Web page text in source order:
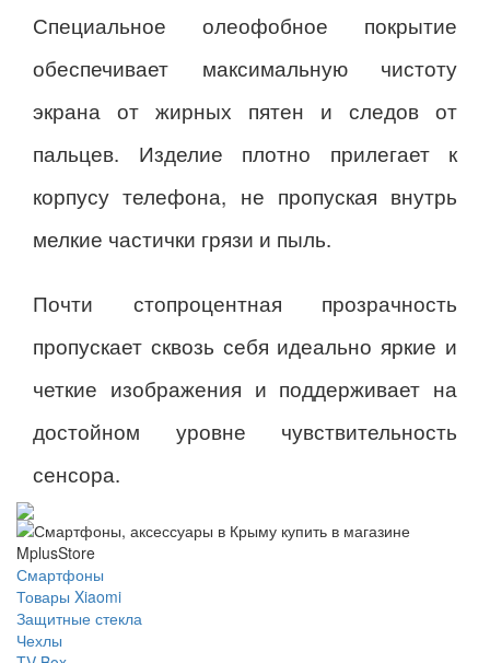
Специальное олеофобное покрытие
обеспечивает максимальную чистоту
экрана от жирных пятен и следов от
пальцев. Изделие плотно прилегает к
корпусу телефона, не пропуская внутрь
мелкие частички грязи и пыль.
Почти стопроцентная прозрачность
пропускает сквозь себя идеально яркие и
четкие изображения и поддерживает на
достойном уровне чувствительность
сенсора.
Смартфоны
Товары Xiaomi
Защитные стекла
Чехлы